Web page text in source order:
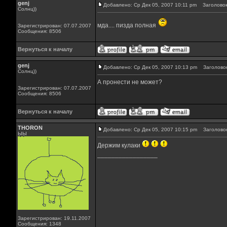
genj
Солнц))
Зарегистрирован: 07.07.2007
Сообщения: 8506
Добавлено: Ср Дек 05, 2007 10:11 pm
мда.... пизда полная
Вернуться к началу
genj
Солнц))
Зарегистрирован: 07.07.2007
Сообщения: 8506
Добавлено: Ср Дек 05, 2007 10:13 pm
А пронести не может?
Вернуться к началу
THORON
ЫЫ
Зарегистрирован: 19.11.2007
Сообщения: 1348
Добавлено: Ср Дек 05, 2007 10:15 pm
Держим кулаки